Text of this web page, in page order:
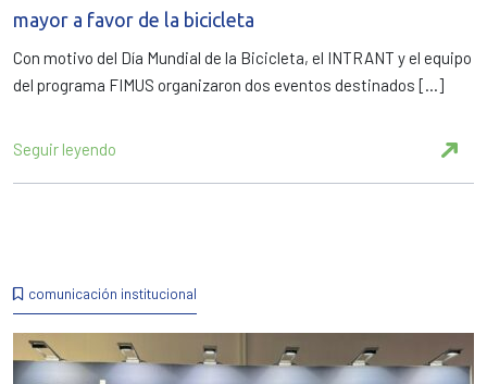
mayor a favor de la bicicleta
Con motivo del Día Mundial de la Bicicleta, el INTRANT y el equipo
del programa FIMUS organizaron dos eventos destinados […]
Seguir leyendo
comunicación institucional